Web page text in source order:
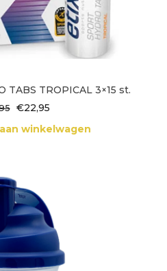
TABS TROPICAL 3×15 st.
Oorspronkelijke
was:
€22,95Huidige
is:
winkelwagen